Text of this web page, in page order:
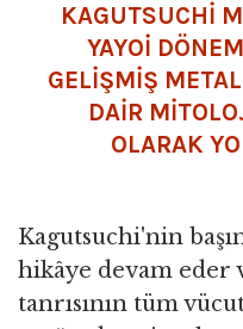
KAGUTSUCHİ
YAYOİ
GELİŞMİŞ
DAİR
OLARAK
Kagutsuchi'nin
hikâye devam eder
tanrısının tüm